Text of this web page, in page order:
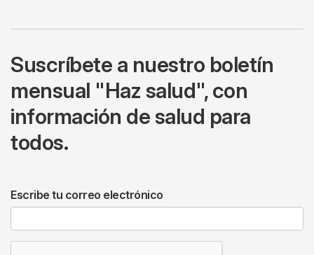
Suscríbete a nuestro boletín
mensual "Haz salud", con
información de salud para
todos.
Escribe tu correo electrónico